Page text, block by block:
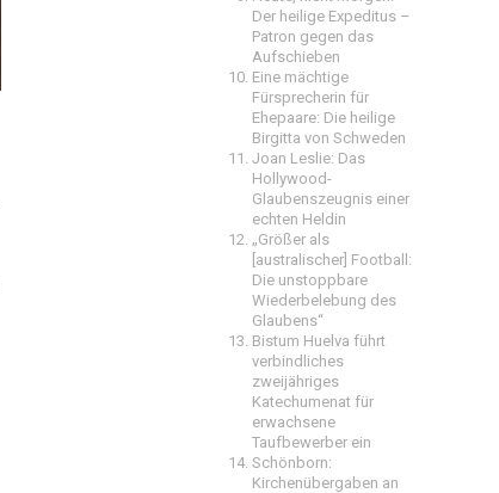
Der heilige Expeditus –
Patron gegen das
Aufschieben
Eine mächtige
Fürsprecherin für
Ehepaare: Die heilige
Birgitta von Schweden
Joan Leslie: Das
Hollywood-
Glaubenszeugnis einer
echten Heldin
„Größer als
[australischer] Football:
Die unstoppbare
Wiederbelebung des
Glaubens“
Bistum Huelva führt
verbindliches
zweijähriges
Katechumenat für
erwachsene
Taufbewerber ein
Schönborn:
Kirchenübergaben an